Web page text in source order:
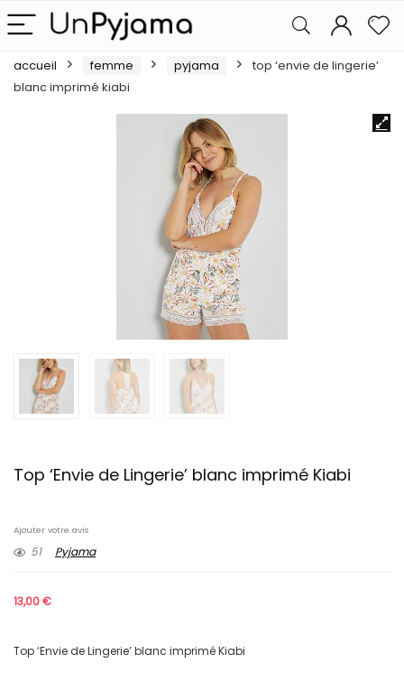
accueil femme pyjama
top ‘envie de lingerie’
blanc imprimé kiabi
Top ‘Envie de Lingerie’ blanc imprimé Kiabi
Ajouter votre avis
51 Pyjama
13,00€
Top ‘Envie de Lingerie’ blanc imprimé Kiabi